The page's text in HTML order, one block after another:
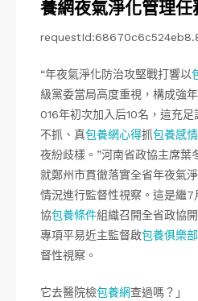
養網夜氣淨化管理任
“年夜氣淨化防治攻堅戰打響以
級黨委當局高度重視，構成強
016年初次加入后10名，這充
不抓、真包養網心得抓包養感情
夜紛歧樣。”河南省政協主席葉
就鄭州市貫徹落實全省年夜氣
情況進行監督性視察。這是繼7
協包養條件組織召開全省政協
專項平易近主監督啟包養俱樂部
督性視察。
它去醫院檢包養網查過嗎？」